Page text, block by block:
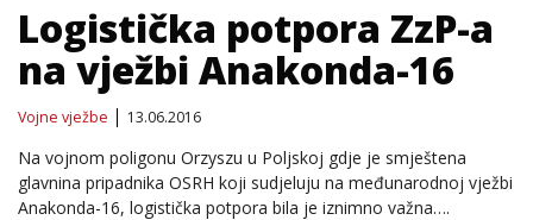
Logistička potpora ZzP-a
na vježbi Anakonda-16
Vojne vježbe 13.06.2016
Na vojnom poligonu Orzyszu u Poljskoj gdje je smještena
glavnina pripadnika OSRH koji sudjeluju na međunarodnoj vježbi
Anakonda-16, logistička potpora bila je iznimno važna….